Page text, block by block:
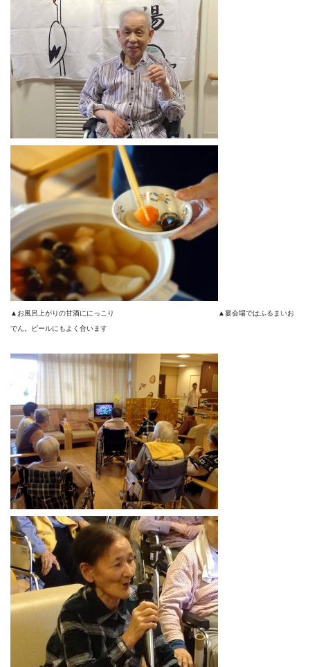
▲お風呂上がりの甘酒ににっこり ▲宴会場ではふるまいお
でん。ビールにもよく合います